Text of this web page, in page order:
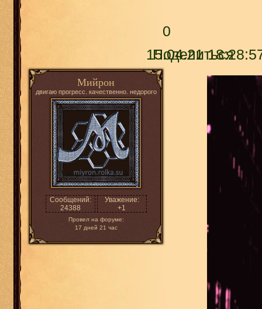
0
Поделиться
15.04.21
Мийрон
двигаю прогресс. качественно. недорого
Сообщений:
24388
Уважение:
+1
Провел на форуме:
17 дней 21 час